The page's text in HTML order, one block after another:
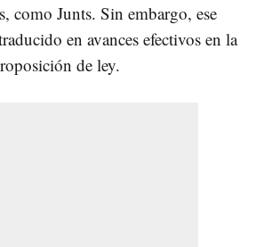
como Junts. Sin embargo, ese
en avances efectivos en la
de ley.